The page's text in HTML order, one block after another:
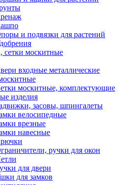
и подвязки для растений
сетки москитные
входные металлические
москитные, комплектующие
изделия
засовы, шпингалеты
велосипедные
врезные
навесные
ручки для окон
для двери
для замков